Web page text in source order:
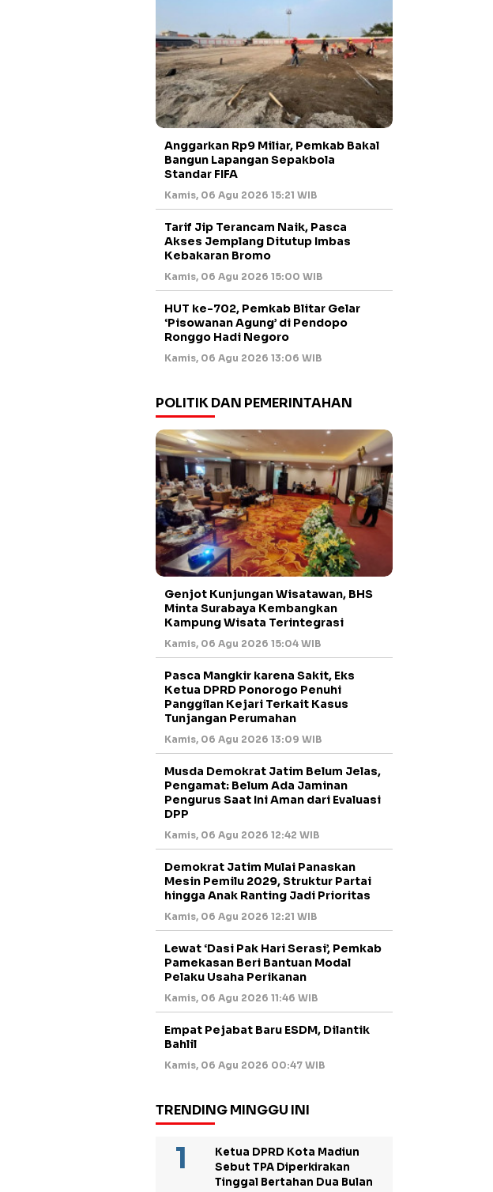
Anggarkan Rp9 Miliar, Pemkab Bakal
Bangun Lapangan Sepakbola
Standar FIFA
Kamis, 06 Agu 2026 15:21 WIB
Tarif Jip Terancam Naik, Pasca
Akses Jemplang Ditutup Imbas
Kebakaran Bromo
Kamis, 06 Agu 2026 15:00 WIB
HUT ke-702, Pemkab Blitar Gelar
‘Pisowanan Agung’ di Pendopo
Ronggo Hadi Negoro
Kamis, 06 Agu 2026 13:06 WIB
POLITIK DAN PEMERINTAHAN
Genjot Kunjungan Wisatawan, BHS
Minta Surabaya Kembangkan
Kampung Wisata Terintegrasi
Kamis, 06 Agu 2026 15:04 WIB
Pasca Mangkir karena Sakit, Eks
Ketua DPRD Ponorogo Penuhi
Panggilan Kejari Terkait Kasus
Tunjangan Perumahan
Kamis, 06 Agu 2026 13:09 WIB
Musda Demokrat Jatim Belum Jelas,
Pengamat: Belum Ada Jaminan
Pengurus Saat Ini Aman dari Evaluasi
DPP
Kamis, 06 Agu 2026 12:42 WIB
Demokrat Jatim Mulai Panaskan
Mesin Pemilu 2029, Struktur Partai
hingga Anak Ranting Jadi Prioritas
Kamis, 06 Agu 2026 12:21 WIB
Lewat ‘Dasi Pak Hari Serasi’, Pemkab
Pamekasan Beri Bantuan Modal
Pelaku Usaha Perikanan
Kamis, 06 Agu 2026 11:46 WIB
Empat Pejabat Baru ESDM, Dilantik
Bahlil
Kamis, 06 Agu 2026 00:47 WIB
TRENDING MINGGU INI
Ketua DPRD Kota Madiun
Sebut TPA Diperkirakan
Tinggal Bertahan Dua Bulan